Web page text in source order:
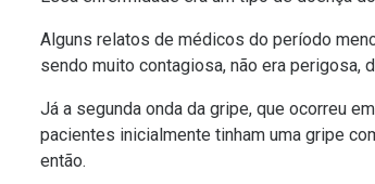
Alguns relatos de médicos do período
sendo muito contagiosa, não era
Já a segunda onda da gripe, que ocorreu
pacientes inicialmente tinham uma gripe
então.